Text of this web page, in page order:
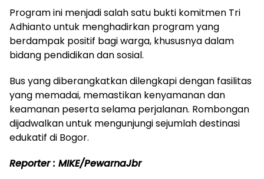
Program ini menjadi salah satu bukti komitmen Tri
Adhianto untuk menghadirkan program yang
berdampak positif bagi warga, khususnya dalam
bidang pendidikan dan sosial.
Bus yang diberangkatkan dilengkapi dengan fasilitas
yang memadai, memastikan kenyamanan dan
keamanan peserta selama perjalanan. Rombongan
dijadwalkan untuk mengunjungi sejumlah destinasi
edukatif di Bogor.
Reporter : MIKE/PewarnaJbr